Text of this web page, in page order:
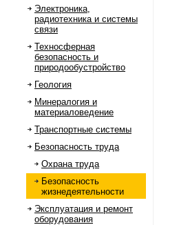
Электроника,
радиотехника и системы
связи
Техносферная
безопасность и
природообустройство
Геология
Минералогия и
материаловедение
Транспортные системы
Безопасность труда
Охрана труда
Безопасность
жизнедеятельности
Эксплуатация и ремонт
оборудования